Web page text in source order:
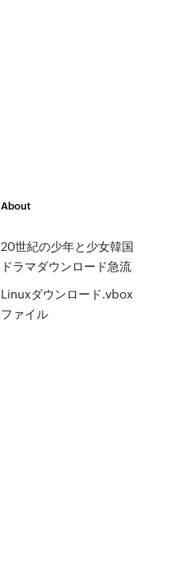
About
20世紀の少年と少女韓国
ドラマダウンロード急流
Linuxダウンロード.vbox
ファイル